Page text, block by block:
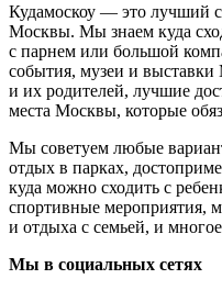
Кудамоскоу — это лучший
Москвы. Мы знаем куда
с парнем или большой
события, музеи и
и их родителей, лучшие
места Москвы, которые
Мы советуем любые
отдых в парках,
куда можно сходить с
спортивные мероприятия,
и отдыха с семьей, и
Мы в социальных сетях